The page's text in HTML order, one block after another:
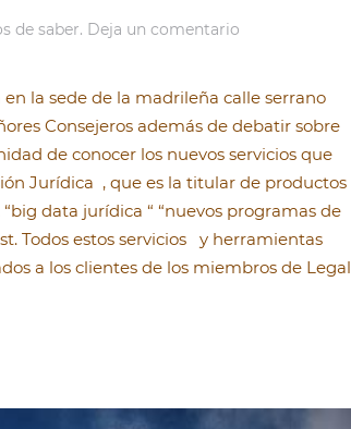
de saber. Deja un comentario
la sede de la madrileña calle serrano
Consejeros además de debatir sobre
de conocer los nuevos servicios que
Jurídica , que es la titular de productos
data jurídica “ “nuevos programas de
Todos estos servicios y herramientas
a los clientes de los miembros de Legal